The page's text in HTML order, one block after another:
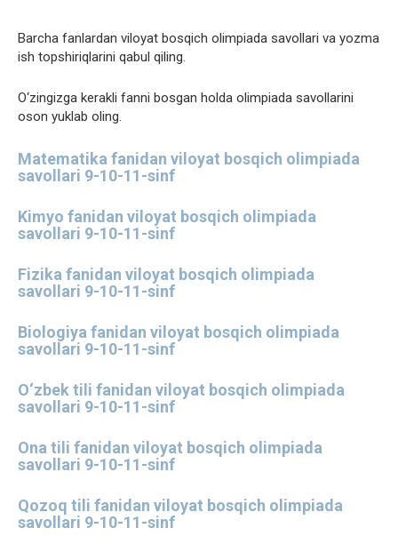
Barcha fanlardan viloyat bosqich olimpiada savollari va yozma
ish topshiriqlarini qabul qiling.
O‘zingizga kerakli fanni bosgan holda olimpiada savollarini
oson yuklab oling.
Matematika fanidan viloyat bosqich olimpiada
savollari 9-10-11-sinf
Kimyo fanidan viloyat bosqich olimpiada
savollari 9-10-11-sinf
Fizika fanidan viloyat bosqich olimpiada
savollari 9-10-11-sinf
Biologiya fanidan viloyat bosqich olimpiada
savollari 9-10-11-sinf
O‘zbek tili fanidan viloyat bosqich olimpiada
savollari 9-10-11-sinf
Ona tili fanidan viloyat bosqich olimpiada
savollari 9-10-11-sinf
Qozoq tili fanidan viloyat bosqich olimpiada
savollari 9-10-11-sinf